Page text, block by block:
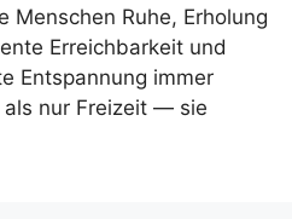
Ruhe, Erholung
Erreichbarkeit und
Entspannung immer
nur Freizeit — sie